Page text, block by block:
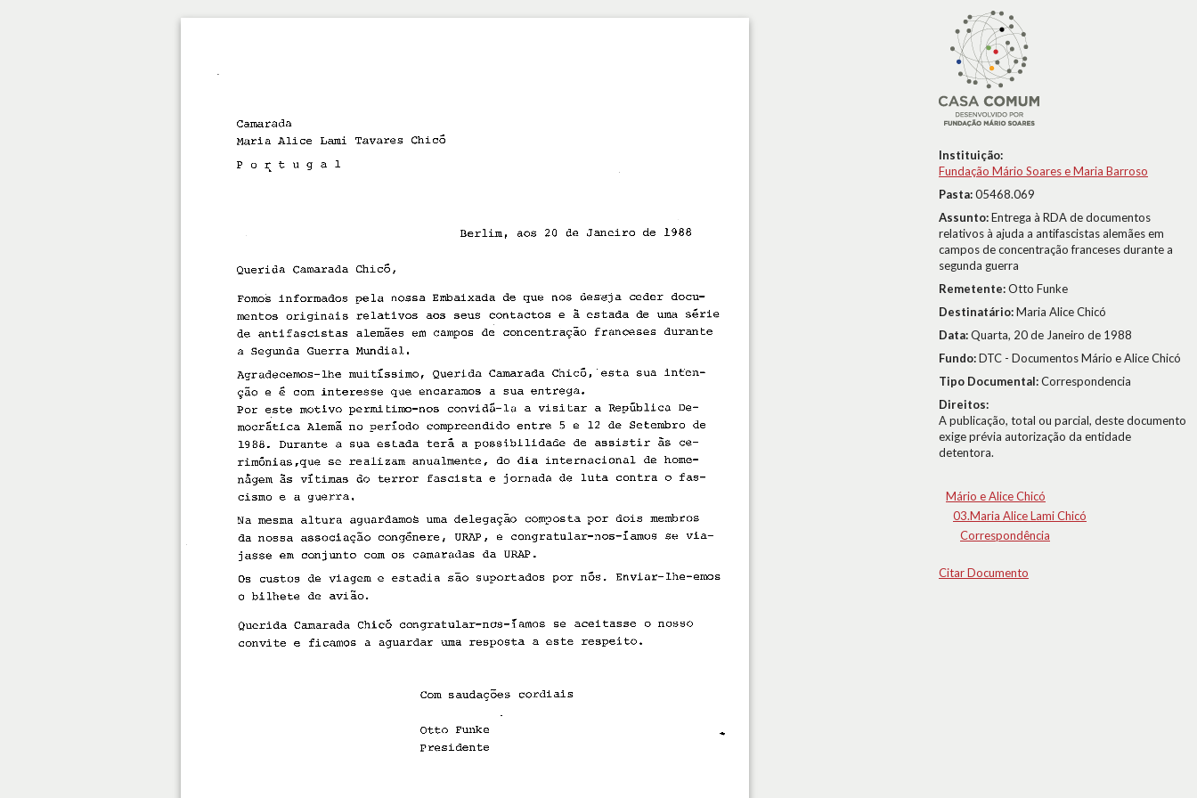
Instituição:
Fundação Mário Soares e Maria Barroso
Pasta:05468.069
Assunto:Entrega à RDA de documentos
relativos à ajuda a antifascistas alemães em
campos de concentração franceses durante a
segunda guerra
Remetente:Otto Funke
Destinatário:Maria Alice Chicó
Data:Quarta, 20 de Janeiro de 1988
Fundo:DTC - Documentos Mário e Alice Chicó
Tipo Documental:Correspondencia
Direitos:
A publicação, total ou parcial, deste documento
exige prévia autorização da entidade
detentora.
Mário e Alice Chicó
03.Maria Alice Lami Chicó
Correspondência
Citar Documento